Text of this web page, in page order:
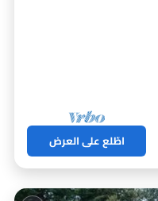
اطّلع على العرض